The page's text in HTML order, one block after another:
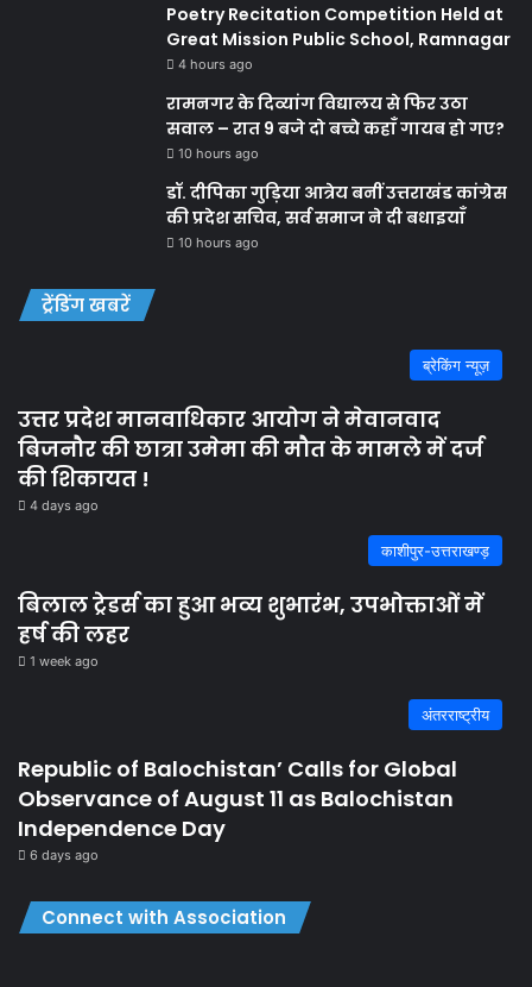
Poetry Recitation Competition Held at
Great Mission Public School, Ramnagar
4 hours ago
रामनगर के दिव्यांग विद्यालय से फिर उठा
सवाल – रात 9 बजे दो बच्चे कहाँ गायब हो गए?
10 hours ago
डॉ. दीपिका गुड़िया आत्रेय बनीं उत्तराखंड कांग्रेस
की प्रदेश सचिव, सर्व समाज ने दी बधाइयाँ
10 hours ago
ट्रेंडिंग खबरें
ब्रेकिंग न्यूज़
उत्तर प्रदेश मानवाधिकार आयोग ने मेवानवाद
बिजनौर की छात्रा उमेमा की मौत के मामले में दर्ज
की शिकायत !
4 days ago
काशीपुर-उत्तराखण्ड़
बिलाल ट्रेडर्स का हुआ भव्य शुभारंभ, उपभोक्ताओं में
हर्ष की लहर
1 week ago
अंतरराष्ट्रीय
Republic of Balochistan’ Calls for Global
Observance of August 11 as Balochistan
Independence Day
6 days ago
Connect with Association